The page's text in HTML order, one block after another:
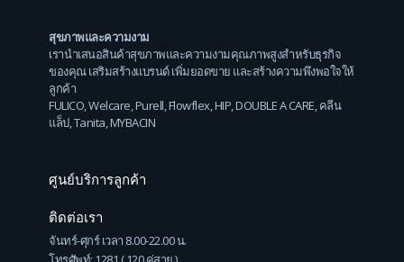
สุขภาพและความงาม
เรานำเสนอสินค้าสุขภาพและความงามคุณภาพสูงสำหรับธุรกิจ
ของคุณ เสริมสร้างแบรนด์ เพิ่มยอดขาย และสร้างความพึงพอใจให้
ลูกค้า
FULICO,Welcare,Purell,Flowflex,HIP,DOUBLE A CARE,คลีน
แล็ป,Tanita,MYBACIN
ศูนย์บริการลูกค้า
ติดต่อเรา
จันทร์-ศุกร์ เวลา 8.00-22.00 น.